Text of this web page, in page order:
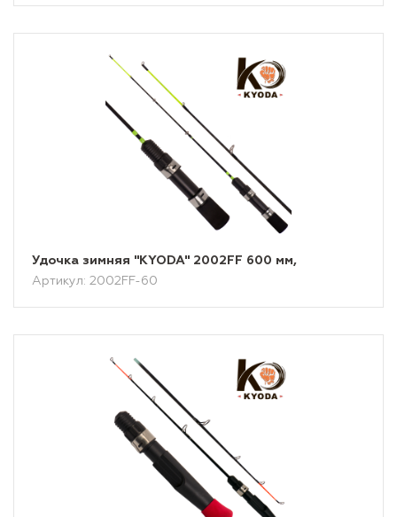
Удочка зимняя "KYODA" 2002FF 600 мм,
Артикул: 2002FF-60